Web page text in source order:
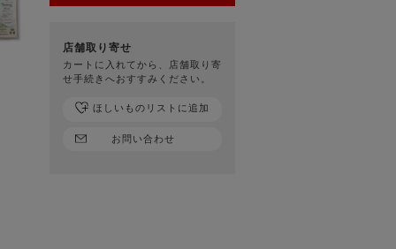
店舗取り寄せ
カートに入れてから、店舗取り寄
せ手続きへおすすみください。
お問い合わせ
ほしいものリストに追加